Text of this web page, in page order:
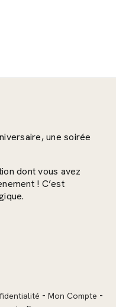
une soirée
dont vous avez
! C’est
Mon Compte